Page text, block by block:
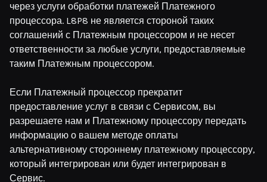
через услуги обработки платежей Платежного
процессора. L8P8 не является стороной таких
соглашений с Платежным процессором и не несет
ответственности за любые услуги, предоставляемые
таким Платежным процессором.
Если Платежный процессор прекратит
предоставление услуг в связи с Сервисом, вы
разрешаете нам и Платежному процессору передать
информацию о вашем методе оплаты
альтернативному стороннему платежному процессору,
который интегрирован или будет интегрирован в
Сервис.